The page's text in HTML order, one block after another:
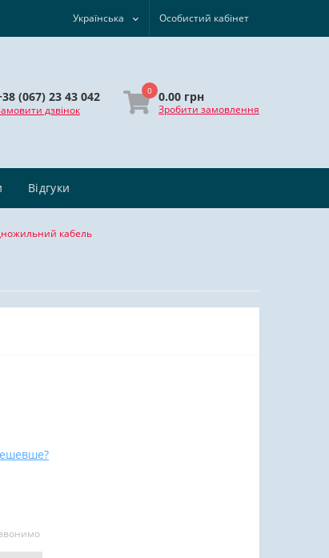
Українська Особистий кабінет
(067) 23 43 042
дзвінок
0 0.00 грн
Зробити замовлення
Відгуки
кабель